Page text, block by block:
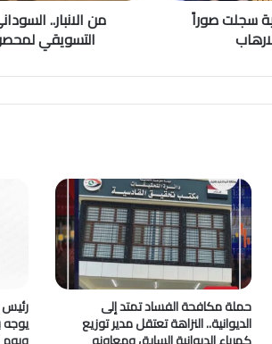
سجلت صوراً من الانبار..
التسويقي
حملة مكافحة الفساد تمتد إلى
الديوانية.. النزاهة تعتقل مدير توزيع
رئيس
يوجه